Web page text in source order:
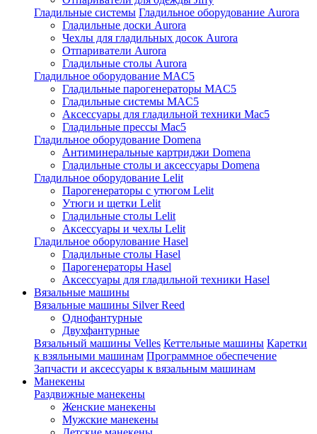
Гладильные системы Гладильное оборудование Aurora
Гладильные доски Aurora
Чехлы для гладильных досок Aurora
Отпариватели Aurora
Гладильные столы Aurora
Гладильное оборудование MAC5
Гладильные парогенераторы MAC5
Гладильные системы MAC5
Аксессуары для гладильной техники Mac5
Гладильные прессы Mac5
Гладильное оборудование Domena
Антиминеральные картриджи Domena
Гладильные столы и аксессуары Domena
Гладильное оборудование Lelit
Парогенераторы с утюгом Lelit
Утюги и щетки Lelit
Гладильные столы Lelit
Аксессуары и чехлы Lelit
Гладильное оборулование Hasel
Гладильные столы Hasel
Парогенераторы Hasel
Аксессуары для гладильной техники Hasel
Вязальные машины
Вязальные машины Silver Reed
Однофантурные
Двухфантурные
Вязальный машины Velles Кеттельные машины Каретки
к взяльными машинам Программное обеспечение
Запчасти и аксессуары к вязальным машинам
Манекены
Раздвижные манекены
Женские манекены
Мужские манекены